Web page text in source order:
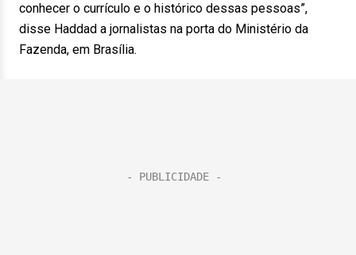
conhecer o currículo e o histórico dessas pessoas”,
disse Haddad a jornalistas na porta do Ministério da
Fazenda, em Brasília.